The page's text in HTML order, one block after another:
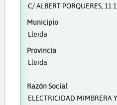
C/ ALBERT PORQUERES, 11
Municipio
Lleida
Provincia
Lleida
Razón Social
ELECTRICIDAD MIMBRERA